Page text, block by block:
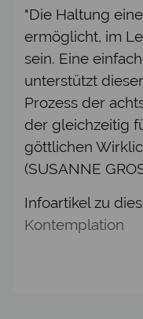
"Die Haltung
ermöglicht, im
sein. Eine
unterstützt
Prozess der
der gleichzeitig
göttlichen
(SUSANNE
Infoartikel zu
Kontemplation